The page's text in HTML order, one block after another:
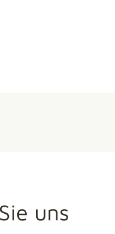
uns